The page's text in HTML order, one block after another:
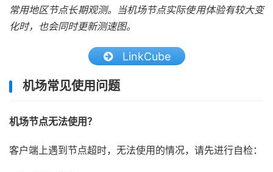
常用地区节点长期观测。当机场节点实际使用体验有较大变
化时，也会同时更新测速图。
LinkCube
机场常见使用问题
机场节点无法使用？
客户端上遇到节点超时，无法使用的情况，请先进行自检：